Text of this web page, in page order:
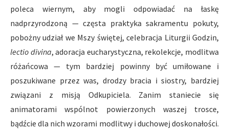
poleca wiernym, aby mogli odpowiadać na łaskę
nadprzyrodzoną — częsta praktyka sakramentu pokuty,
pobożny udział we Mszy świętej, celebracja Liturgii Godzin,
lectio divina, adoracja eucharystyczna, rekolekcje, modlitwa
różańcowa — tym bardziej powinny być umiłowane i
poszukiwane przez was, drodzy bracia i siostry, bardziej
związani z misją Odkupiciela. Zanim staniecie się
animatorami wspólnot powierzonych waszej trosce,
bądźcie dla nich wzorami modlitwy i duchowej doskonałości.